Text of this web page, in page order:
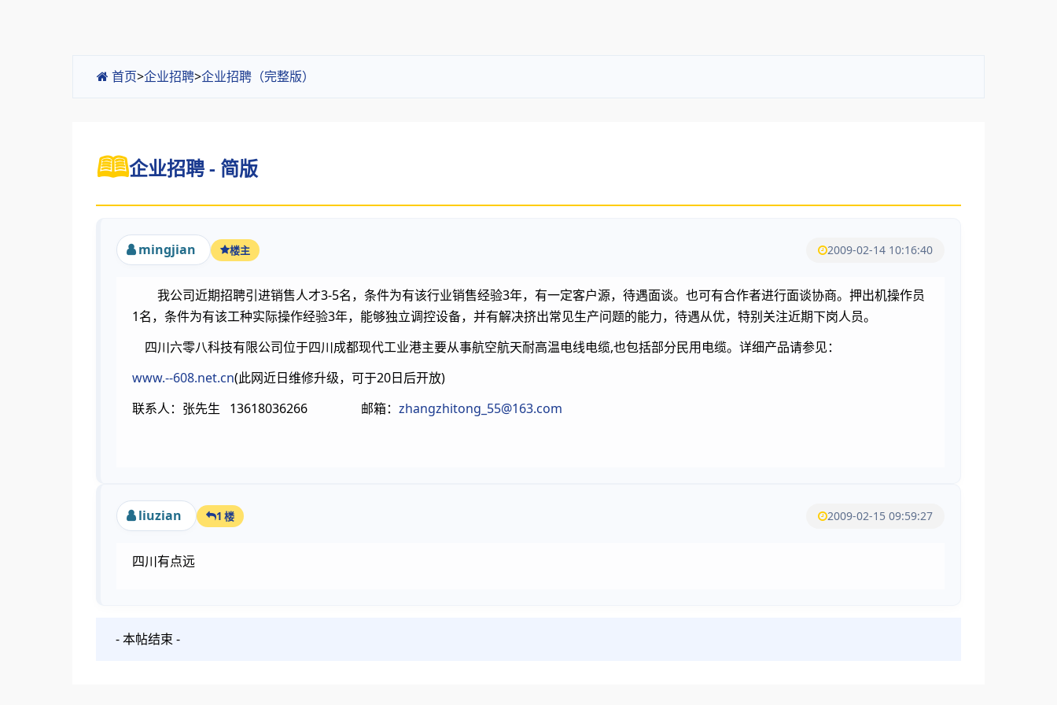
首页>企业招聘>企业招聘（完整版）
企业招聘 - 简版
mingjian 楼主 2009-02-14 10:16:40
我公司近期招聘引进销售人才3-5名，条件为有该行业销售经验3年，有一定客户源，待遇面谈。也可有合作者进行面谈协商。押出机操作员
1名，条件为有该工种实际操作经验3年，能够独立调控设备，并有解决挤出常见生产问题的能力，待遇从优，特别关注近期下岗人员。
四川六零八科技有限公司位于四川成都现代工业港主要从事航空航天耐高温电线电缆,也包括部分民用电缆。详细产品请参见：
www.--608.net.cn(此网近日维修升级，可于20日后开放)
联系人：张先生 13618036266 邮箱： zhangzhitong_55@163.com
liuzian 1 楼 2009-02-15 09:59:27
四川有点远
- 本帖结束 -